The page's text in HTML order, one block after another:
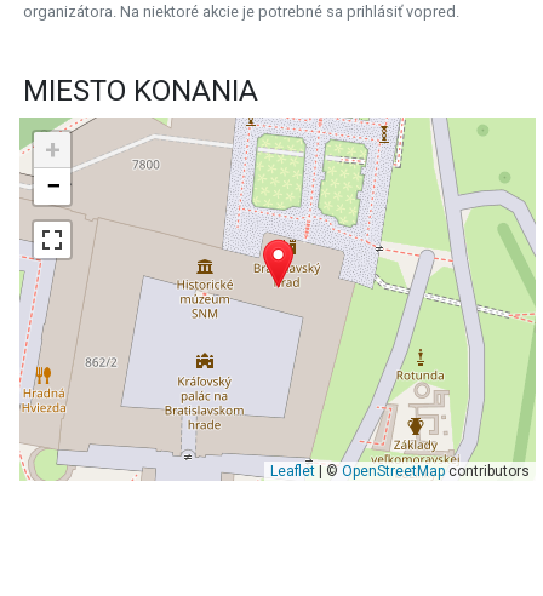
organizátora. Na niektoré akcie je potrebné sa prihlásiť vopred.
MIESTO KONANIA
+
−
Leaflet| © OpenStreetMapcontributors